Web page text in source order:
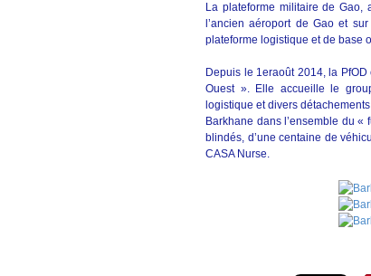
La plateforme militaire de Gao,
l’ancien aéroport de Gao et
plateforme logistique et de base
Depuis le 1eraoût 2014, la
Ouest ». Elle accueille le
logistique et divers
Barkhane dans l’ensemble du
blindés, d’une centaine de
CASA Nurse.